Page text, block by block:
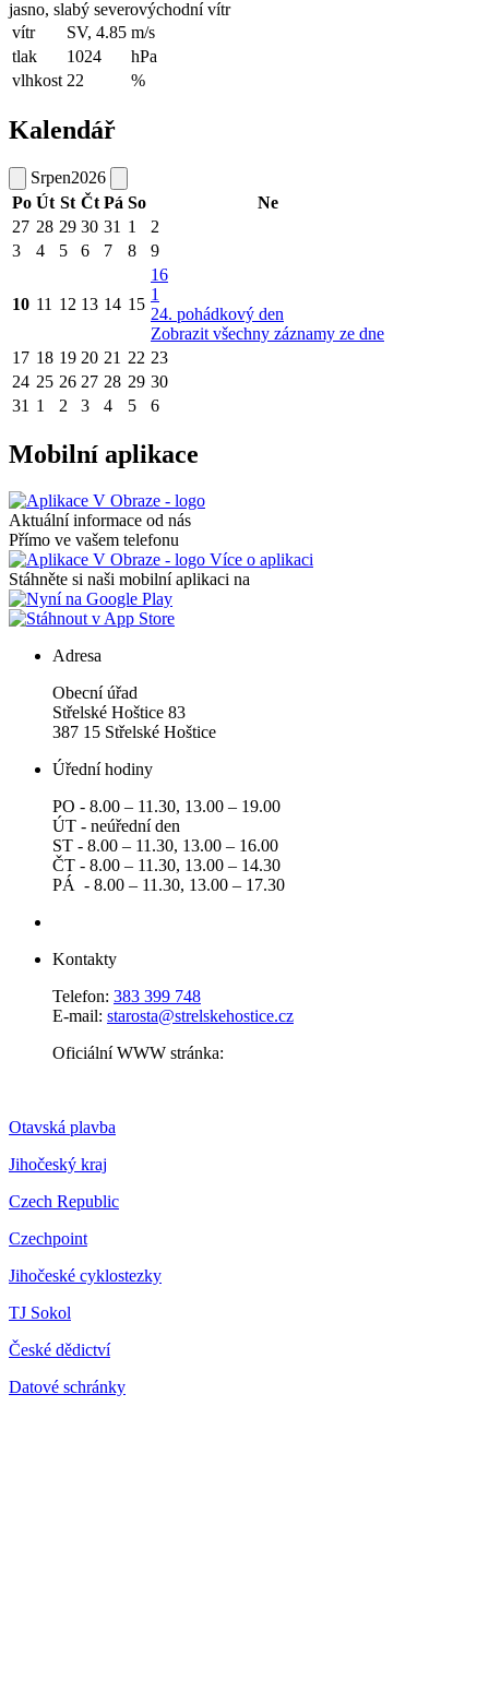
jasno, slabý severovýchodní vítr
vítr
SV, 4.85 m/s
tlak
1024
hPa
vlhkost 22 %
Kalendář
Srpen2026
Po Út St Čt Pá So
Ne
27 28 29 30 31 1
2
3
4 5 6 7 8 9
10 11 12 13 14 15
16
1
24. pohádkový den
Zobrazit všechny záznamy ze dne
17 18 19 20 21 22 23
24 25 26 27 28 29 30
31 1 2 3 4 5 6
Mobilní aplikace
Aktuální informace od nás
Přímo ve vašem telefonu
Více o aplikaci
Stáhněte si naši mobilní aplikaci na
Adresa
Obecní úřad
Střelské Hoštice 83
387 15 Střelské Hoštice
Úřední hodiny
PO - 8.00 – 11.30, 13.00 – 19.00
ÚT - neúřední den
ST - 8.00 – 11.30, 13.00 – 16.00
ČT - 8.00 – 11.30, 13.00 – 14.30
PÁ - 8.00 – 11.30, 13.00 – 17.30
Kontakty
Telefon: 383 399 748
E-mail: starosta@strelskehostice.cz
Oficiální WWW stránka:
Otavská plavba
Jihočeský kraj
Czech Republic
Czechpoint
Jihočeské cyklostezky
TJ Sokol
České dědictví
Datové schránky